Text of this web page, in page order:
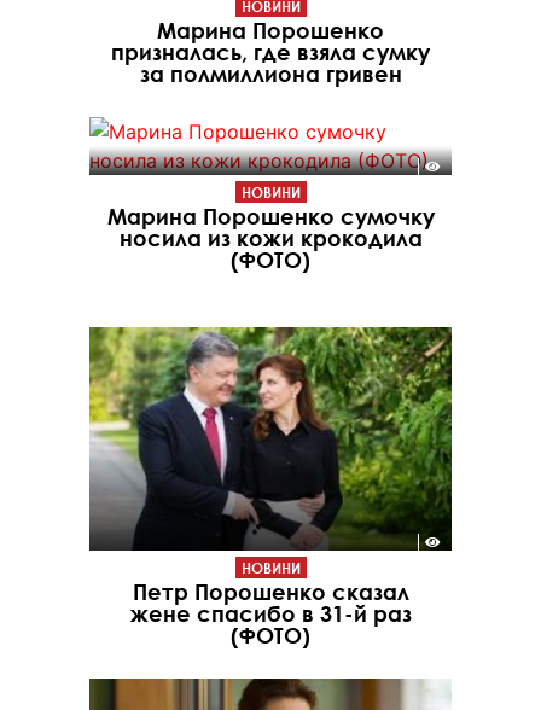
НОВИНИ
Марина Порошенко
призналась, где взяла сумку
за полмиллиона гривен
НОВИНИ
Марина Порошенко сумочку
носила из кожи крокодила
(ФОТО)
НОВИНИ
Петр Порошенко сказал
жене спасибо в 31-й раз
(ФОТО)